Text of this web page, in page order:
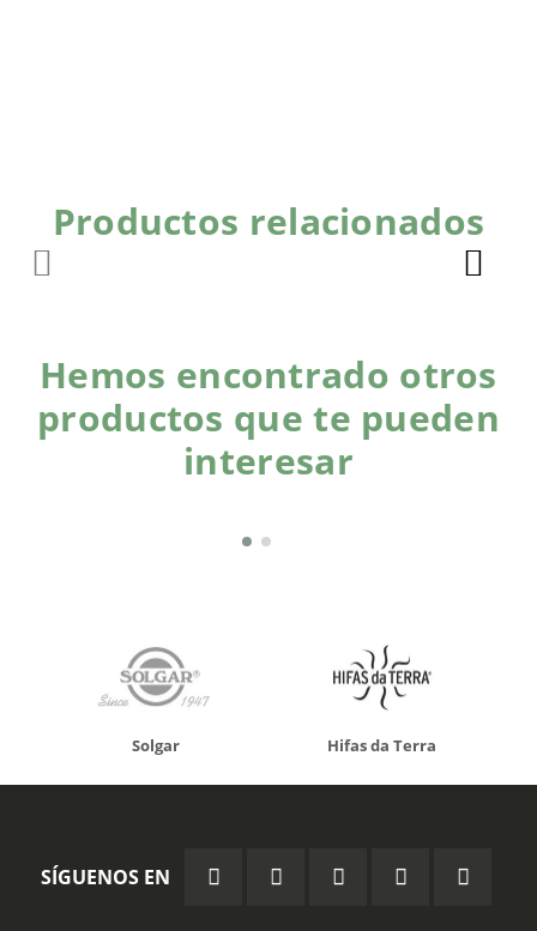
Productos relacionados
Hemos encontrado otros
productos que te pueden
interesar
Solgar Hifas da Terra
SÍGUENOS EN